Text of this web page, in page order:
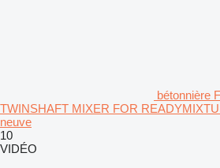
bétonnière
TWINSHAFT MIXER FOR
neuve
10
VIDÉO